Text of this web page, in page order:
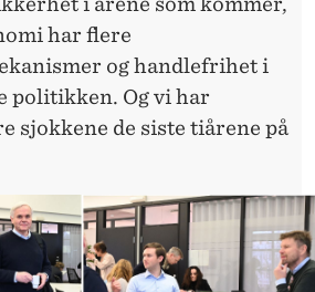
har flere
og handlefrihet i
politikken. Og vi har
sjokkene de siste tiårene på